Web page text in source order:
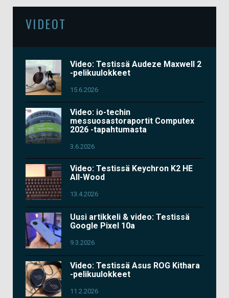
VIDEOT
Video: Testissä Audeze Maxwell 2
-pelikuulokkeet
15.6.2026
Video: io-techin
messuosastoraportit Computex
2026 -tapahtumasta
3.6.2026
Video: Testissä Keychron K2 HE
All-Wood
13.4.2026
Uusi artikkeli & video: Testissä
Google Pixel 10a
9.3.2026
Video: Testissä Asus ROG Kithara
-pelikuulokkeet
11.2.2026